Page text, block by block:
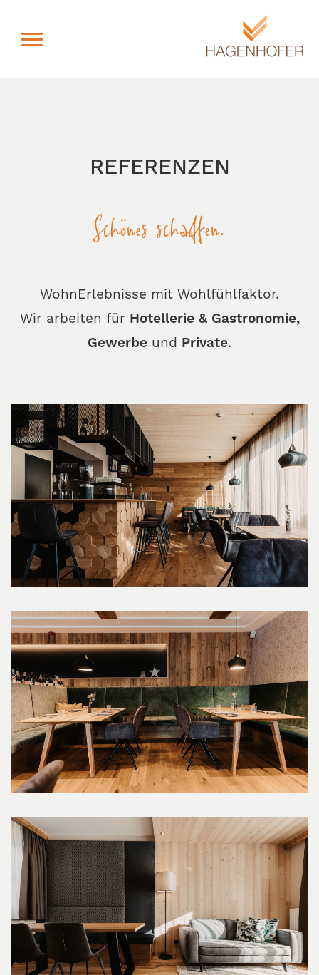
Toggle navigation
REFERENZEN
Schönes schaffen.
WohnErlebnisse mit Wohlfühlfaktor.
Wir arbeiten für Hotellerie & Gastronomie,
Gewerbe und Private.